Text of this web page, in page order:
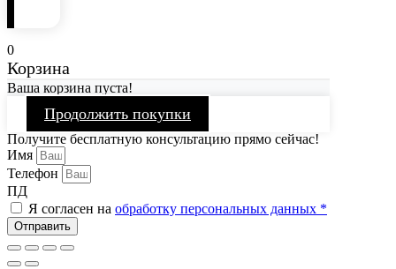
0
Корзина
Ваша корзина пуста!
Продолжить покупки
Получите бесплатную консультацию прямо сейчас!
Имя
Телефон
ПД
Я согласен на обработку персональных данных *
Отправить